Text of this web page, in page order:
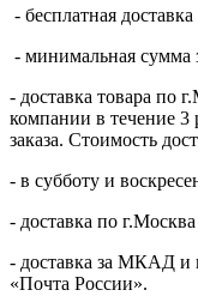
- бесплатная
- минимальная сумма
- доставка товара по
компании в течение 3
заказа. Стоимость
- в субботу и
- доставка по
- доставка за МКАД и
«Почта России».